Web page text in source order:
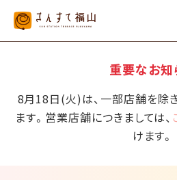
重要なお知
8月18日(火)は、一部店舗を除
ます。営業店舗につきましては、
けます。